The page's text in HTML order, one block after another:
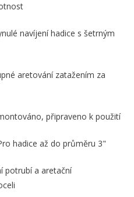
navíjení hadice s šetrným
aretování zatažením za
připraveno k použití
hadice až do průměru 3"
potrubí a aretační